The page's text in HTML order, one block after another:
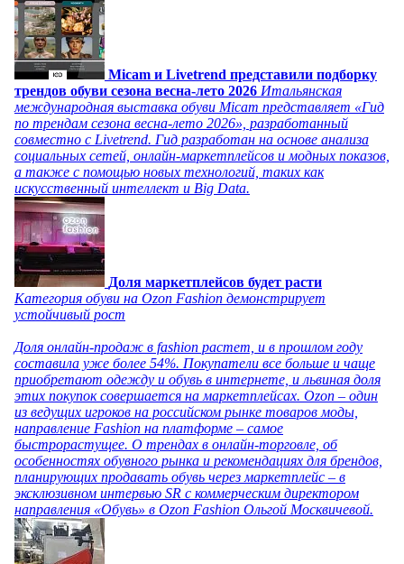
Micam и Livetrend представили подборку
трендов обуви сезона весна-лето 2026 Итальянская
международная выставка обуви Micam представляет «Гид
по трендам сезона весна-лето 2026», разработанный
совместно с Livetrend. Гид разработан на основе анализа
социальных сетей, онлайн-маркетплейсов и модных показов,
а также с помощью новых технологий, таких как
искусственный интеллект и Big Data.
Доля маркетплейсов будет расти
Категория обуви на Ozon Fashion демонстрирует
устойчивый рост
Доля онлайн-продаж в fashion растет, и в прошлом году
составила уже более 54%. Покупатели все больше и чаще
приобретают одежду и обувь в интернете, и львиная доля
этих покупок совершается на маркетплейсах. Ozon – один
из ведущих игроков на российском рынке товаров моды,
направление Fashion на платформе – самое
быстрорастущее. О трендах в онлайн-торговле, об
особенностях обувного рынка и рекомендациях для брендов,
планирующих продавать обувь через маркетплейс – в
эксклюзивном интервью SR с коммерческим директором
направления «Обувь» в Ozon Fashion Ольгой Москвичевой.